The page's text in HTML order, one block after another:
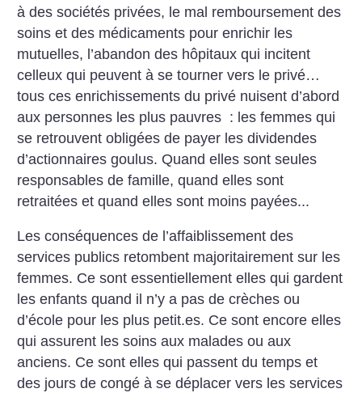
à des sociétés privées, le mal remboursement des
soins et des médicaments pour enrichir les
mutuelles, l’abandon des hôpitaux qui incitent
celleux qui peuvent à se tourner vers le privé…
tous ces enrichissements du privé nuisent d’abord
aux personnes les plus pauvres : les femmes qui
se retrouvent obligées de payer les dividendes
d’actionnaires goulus. Quand elles sont seules
responsables de famille, quand elles sont
retraitées et quand elles sont moins payées...
Les conséquences de l’affaiblissement des
services publics retombent majoritairement sur les
femmes. Ce sont essentiellement elles qui gardent
les enfants quand il n’y a pas de crèches ou
d’école pour les plus petit.es. Ce sont encore elles
qui assurent les soins aux malades ou aux
anciens. Ce sont elles qui passent du temps et
des jours de congé à se déplacer vers les services